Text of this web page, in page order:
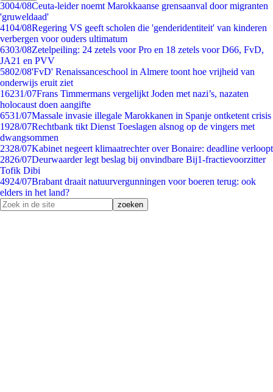
3004/08Ceuta-leider noemt Marokkaanse grensaanval door migranten
'gruweldaad'
4104/08Regering VS geeft scholen die 'genderidentiteit' van kinderen
verbergen voor ouders ultimatum
6303/08Zetelpeiling: 24 zetels voor Pro en 18 zetels voor D66, FvD,
JA21 en PVV
5802/08'FvD' Renaissanceschool in Almere toont hoe vrijheid van
onderwijs eruit ziet
16231/07Frans Timmermans vergelijkt Joden met nazi’s, nazaten
holocaust doen aangifte
6531/07Massale invasie illegale Marokkanen in Spanje ontketent crisis
1928/07Rechtbank tikt Dienst Toeslagen alsnog op de vingers met
dwangsommen
2328/07Kabinet negeert klimaatrechter over Bonaire: deadline verloopt
2826/07Deurwaarder legt beslag bij onvindbare Bij1-fractievoorzitter
Tofik Dibi
4924/07Brabant draait natuurvergunningen voor boeren terug: ook
elders in het land?